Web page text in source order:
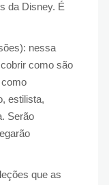
da Disney. É
nessa
como são
estilista,
Serão
que as